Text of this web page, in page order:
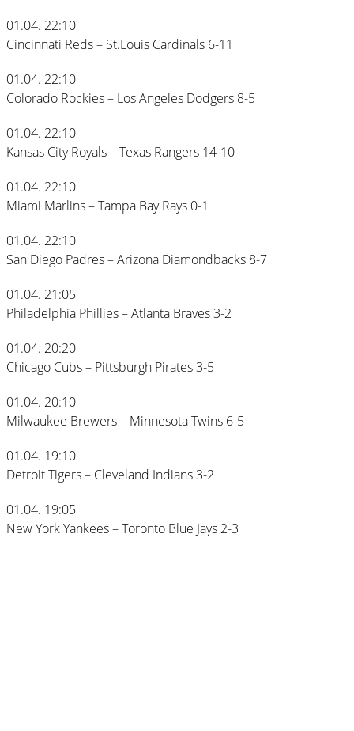
01.04. 22:10
Cincinnati Reds – St.Louis Cardinals 6-11
01.04. 22:10
Colorado Rockies – Los Angeles Dodgers 8-5
01.04. 22:10
Kansas City Royals – Texas Rangers 14-10
01.04. 22:10
Miami Marlins – Tampa Bay Rays 0-1
01.04. 22:10
San Diego Padres – Arizona Diamondbacks 8-7
01.04. 21:05
Philadelphia Phillies – Atlanta Braves 3-2
01.04. 20:20
Chicago Cubs – Pittsburgh Pirates 3-5
01.04. 20:10
Milwaukee Brewers – Minnesota Twins 6-5
01.04. 19:10
Detroit Tigers – Cleveland Indians 3-2
01.04. 19:05
New York Yankees – Toronto Blue Jays 2-3